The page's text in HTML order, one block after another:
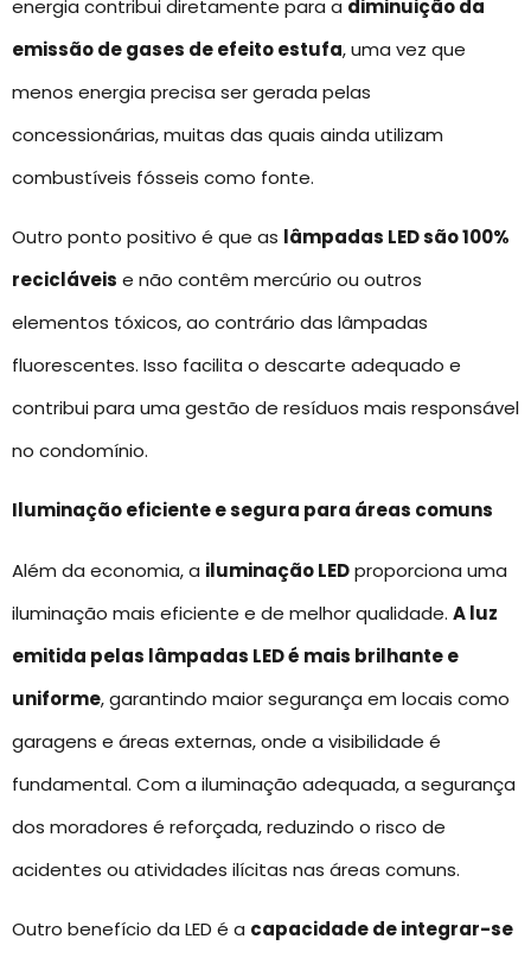
energia contribui diretamente para a diminuição da
emissão de gases de efeito estufa, uma vez que
menos energia precisa ser gerada pelas
concessionárias, muitas das quais ainda utilizam
combustíveis fósseis como fonte.
Outro ponto positivo é que as lâmpadas LED são 100%
recicláveis e não contêm mercúrio ou outros
elementos tóxicos, ao contrário das lâmpadas
fluorescentes. Isso facilita o descarte adequado e
contribui para uma gestão de resíduos mais responsável
no condomínio.
Iluminação eficiente e segura para áreas comuns
Além da economia, a iluminação LEDproporciona uma
iluminação mais eficiente e de melhor qualidade. A luz
emitida pelas lâmpadas LED é mais brilhante e
uniforme, garantindo maior segurança em locais como
garagens e áreas externas, onde a visibilidade é
fundamental. Com a iluminação adequada, a segurança
dos moradores é reforçada, reduzindo o risco de
acidentes ou atividades ilícitas nas áreas comuns.
Outro benefício da LED é a capacidade de integrar-se